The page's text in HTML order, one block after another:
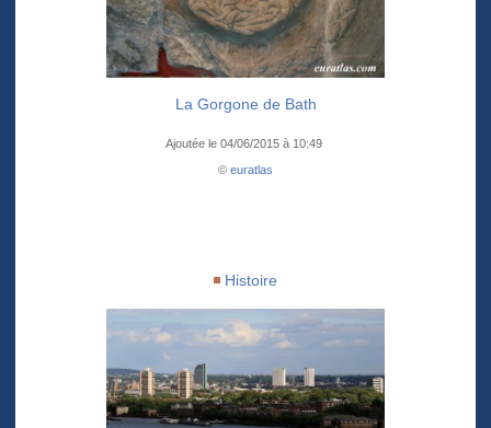
La Gorgone de Bath
Ajoutée le 04/06/2015 à 10:49
© euratlas
Histoire